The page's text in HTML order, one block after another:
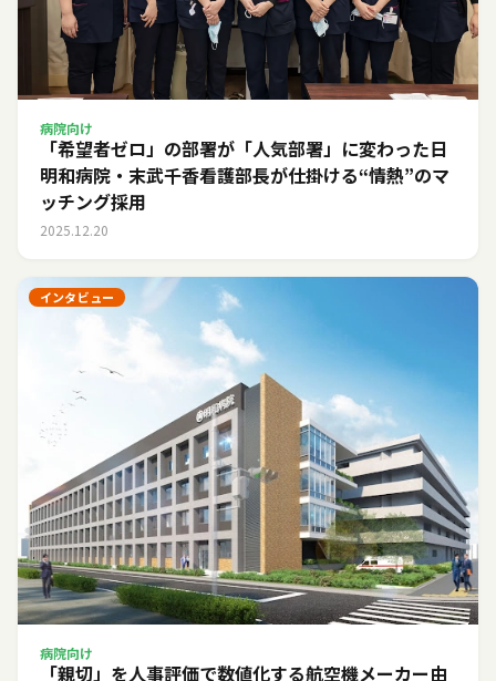
病院向け
「希望者ゼロ」の部署が「人気部署」に変わった日――
明和病院・末武千香看護部長が仕掛ける“情熱”のマ
ッチング採用
2025.12.20
インタビュー
病院向け
「親切」を人事評価で数値化する――航空機メーカー由